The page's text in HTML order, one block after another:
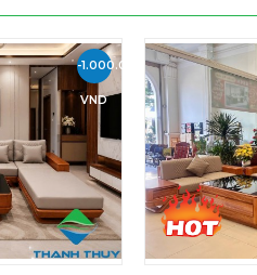
-1.000.000
VND